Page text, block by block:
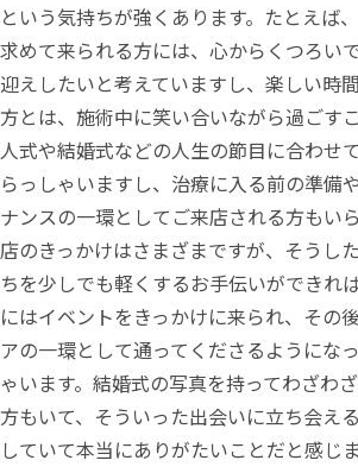
という気持ちが強くあります。たとえば
求めて来られる方には、心からくつろい
迎えしたいと考えていますし、楽しい時
方とは、施術中に笑い合いながら過ごす
人式や結婚式などの人生の節目に合わせ
らっしゃいますし、治療に入る前の準備
ナンスの一環としてご来店される方もい
店のきっかけはさまざまですが、そうし
ちを少しでも軽くするお手伝いができれ
にはイベントをきっかけに来られ、その
アの一環として通ってくださるようにな
ゃいます。結婚式の写真を持ってわざわ
方もいて、そういった出会いに立ち会え
していて本当にありがたいことだと感じ